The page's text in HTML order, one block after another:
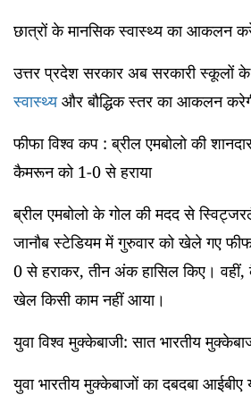
छात्रों के मानसिक स्वास्थ्य का आकलन
उत्तर प्रदेश सरकार अब सरकारी स्कूलों
स्वास्थ्यऔर बौद्धिक स्तर का आकलन
फीफा विश्व कप : ब्रील एमबोलो की
कैमरून को 1-0से हराया
ब्रील एमबोलो के गोल की मदद से
जानौब स्टेडियम में गुरुवार को खेले गए
0 से हराकर, तीन अंक हासिल किए।
खेल किसी काम नहीं आया।
युवा विश्व मुक्केबाजी: सात भारतीय
युवा भारतीय मुक्केबाजों का दबदबा